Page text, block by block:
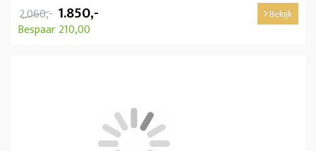
2.060,- 1.850,-
Bespaar 210,00
Bekijk